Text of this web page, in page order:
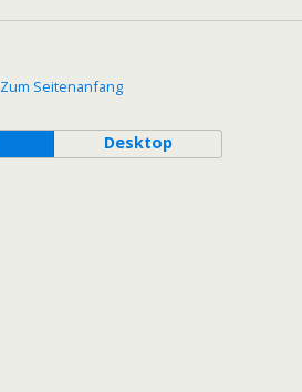
Zum Seitenanfang
Desktop